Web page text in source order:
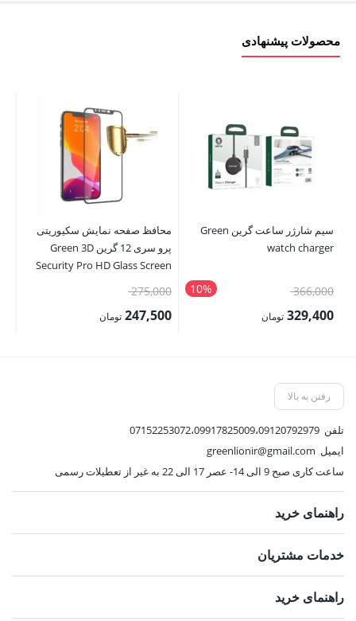
محصولات پیشنهادی
سیم شارژر ساعت گرین Green
watch charger
10% 366,000قیمت
اصلی:329,400 تومان
329,400 تومان.
محافظ صفحه نمایش سکیوریتی
پرو سری 12 گرین Green 3D
Security Pro HD Glass Screen
275,000قیمت
اصلی:247,500 تومان
رفتن به بالا
تلفن 07152253072،09917825009،09120792979
ایمیل greenlionir@gmail.com
ساعت کاری صبح 9 الی 14- عصر 17 الی 22 به غیر از تعطیلات رسمی
راهنمای خرید
خدمات مشتریان
راهنمای خرید